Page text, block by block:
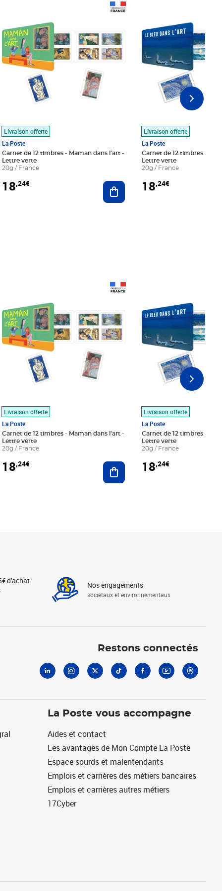
au panier
Livraison offerte
La Poste
Carnet de 12 timbres - Maman dans l'art -
Lettre verte
20g / France
18,24€ Ajouter au panier
Livraison offerte
La Poste
Carnet de 12 timbres - Le
Lettre verte
20g / France
18,24€
au panier
Livraison offerte
La Poste
Carnet de 12 timbres - Maman dans l'art -
Lettre verte
20g / France
18,24€ Ajouter au panier
Livraison offerte
La Poste
Carnet de 12 timbres - Le
Lettre verte
20g / France
18,24€
d'achat Nos engagements
sociétaux et environnementaux
Restons connectés
La Poste vous accompagne
Aides et contact
Les avantages de Mon Compte La Poste
Espace sourds et malentendants
Emplois et carrières des métiers bancaires
Emplois et carrières autres métiers
17Cyber